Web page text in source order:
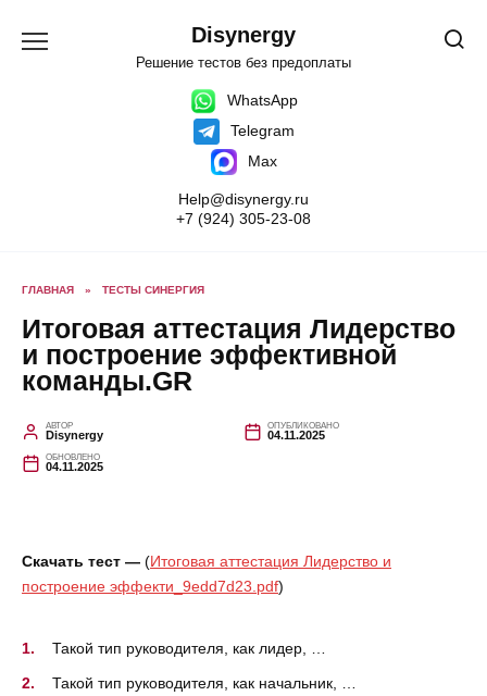
содержанию
Disynergy
Решение тестов без предоплаты
WhatsApp
Telegram
Max
Help@disynergy.ru
+7 (924) 305-23-08
ГЛАВНАЯ » ТЕСТЫ СИНЕРГИЯ
Итоговая аттестация Лидерство
и построение эффективной
команды.GR​
АВТОР
Disynergy
ОПУБЛИКОВАНО
04.11.2025
ОБНОВЛЕНО
04.11.2025
Скачать тест — (Итоговая аттестация Лидерство и
построение эффекти_9edd7d23.pdf)
Такой тип руководителя, как лидер, …
Такой тип руководителя, как начальник, …